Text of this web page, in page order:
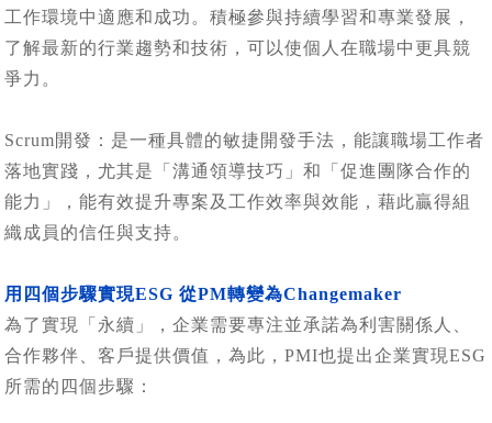
工作環境中適應和成功。積極參與持續學習和專業發展，
了解最新的行業趨勢和技術，可以使個人在職場中更具競
爭力。
Scrum開發：是一種具體的敏捷開發手法，能讓職場工作者
落地實踐，尤其是「溝通領導技巧」和「促進團隊合作的
能力」，能有效提升專案及工作效率與效能，藉此贏得組
織成員的信任與支持。
用四個步驟實現ESG 從PM轉變為Changemaker
為了實現「永續」，企業需要專注並承諾為利害關係人、
合作夥伴、客戶提供價值，為此，PMI也提出企業實現ESG
所需的四個步驟：